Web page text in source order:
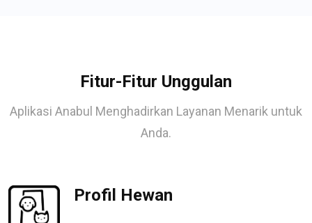
Fitur-Fitur Unggulan
Aplikasi Anabul Menghadirkan Layanan Menarik untuk
Anda.
Profil Hewan